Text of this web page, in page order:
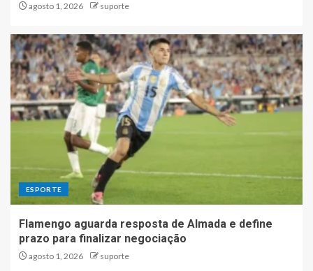
agosto 1, 2026 suporte
ESPORTE
Flamengo aguarda resposta de Almada e define
prazo para finalizar negociação
agosto 1, 2026 suporte